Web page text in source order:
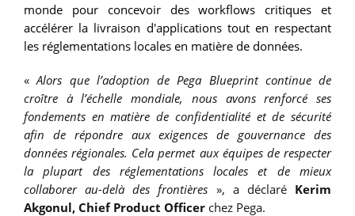
monde pour concevoir des workflows critiques et
accélérer la livraison d'applications tout en respectant
les réglementations locales en matière de données.
« Alors que l’adoption de Pega Blueprint continue de
croître à l’échelle mondiale, nous avons renforcé ses
fondements en matière de confidentialité et de sécurité
afin de répondre aux exigences de gouvernance des
données régionales. Cela permet aux équipes de respecter
la plupart des réglementations locales et de mieux
collaborer au-delà des frontières », a déclaré Kerim
Akgonul, Chief Product Officer chez Pega.